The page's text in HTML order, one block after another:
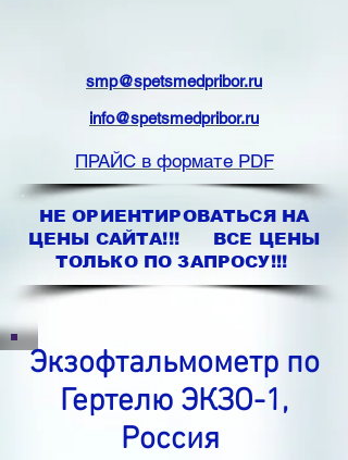
smp@spetsmedpribor.ru
info@spetsmedpribor.ru
ПРАЙС в формате PDF
НЕ ОРИЕНТИРОВАТЬСЯ НА
ЦЕНЫ САЙТА!!! ВСЕ ЦЕНЫ
ТОЛЬКО ПО ЗАПРОСУ!!!
Экзофтальмометр по
Гертелю ЭКЗО-1,
Россия